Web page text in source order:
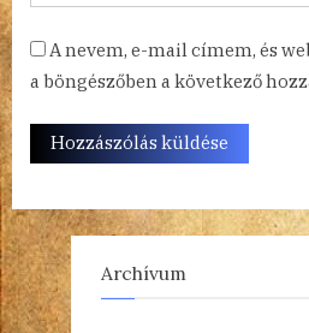
A nevem, e-mail címem, és
a böngészőben a következő
Archívum